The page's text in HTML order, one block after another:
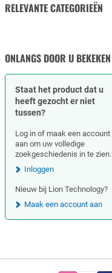
RELEVANTE CATEGORIEËN
ONLANGS DOOR U BEKEKEN
Staat het product dat u
heeft gezocht er niet
tussen?
Log in of maak een account
aan om uw volledige
zoekgeschiedenis in te zien.
Inloggen
Nieuw bij Lion Technology?
Maak een account aan